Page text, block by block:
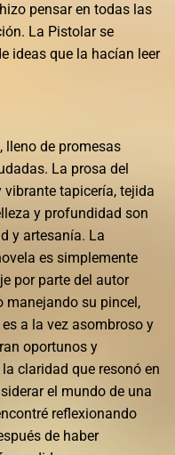
pensar en todas las
La Pistolar se
ideas que la hacían leer
lleno de promesas
La prosa del
tapicería, tejida
y profundidad son
y artesanía. La
es simplemente
por parte del autor
manejando su pincel,
a la vez asombroso y
oportunos y
claridad que resonó en
el mundo de una
reflexionando
de haber